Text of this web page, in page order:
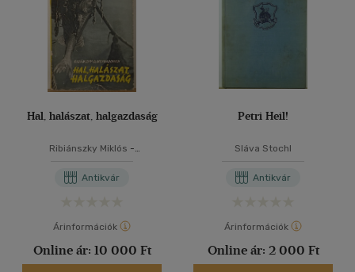
Hal, halászat, halgazdaság
Ribiánszky Miklós -
Antikvár
Árinformációk
Online ár: 10 000 Ft
Petri Heil!
Sláva Stochl
Antikvár
Árinformációk
Online ár: 2 000 Ft